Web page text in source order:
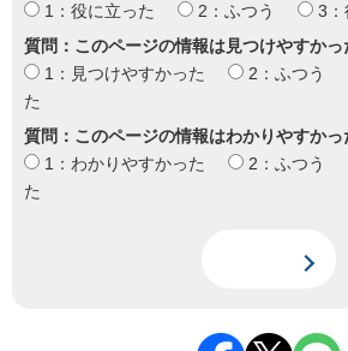
1：役に立った
2：ふつう
3：
質問：このページの情報は見つけやすかっ
1：見つけやすかった
2：ふつう
た
質問：このページの情報はわかりやすかっ
1：わかりやすかった
2：ふつう
た